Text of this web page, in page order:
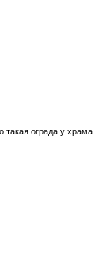
такая ограда у храма.